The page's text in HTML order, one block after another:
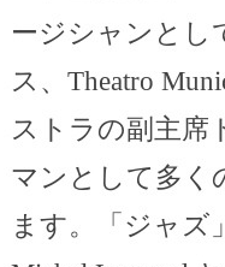
ージシャンとし
ス、Theatro
ストラの副主席
マンとして多く
ます。「ジャズ